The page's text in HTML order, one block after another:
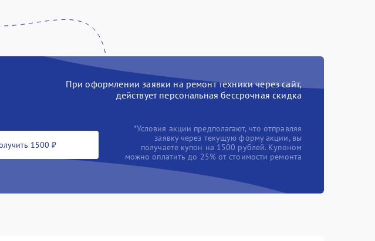
При оформлении заявки на ремонт техники через сайт,
действует персональная бессрочная скидка
1500 ₽
*Условия акции предполагают, что отправляя
заявку через текущую форму акции, вы
получаете купон на 1500 рублей. Купоном
можно оплатить до 25% от стоимости ремонта